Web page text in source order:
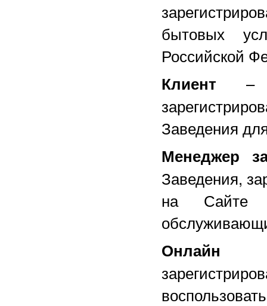
бытовых
Российской
Клиент –
Заведения
Менеджер
Заведения,
на Сайте
Онлайн